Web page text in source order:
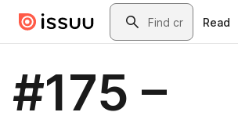
Skip to main contentSearch
Read
#175 –